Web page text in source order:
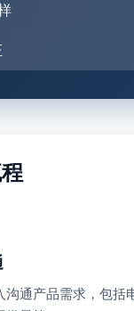
沟通产品需求，包括